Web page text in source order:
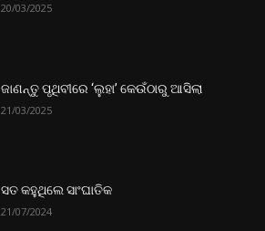
20/03/2025
ଜାଣନ୍ତୁ ପୃଥିବୀରେ ‘ଲୁହା’ କେଉଁଠାରୁ ଆସିଲା
21/03/2025
ସତ କହୁଥିଲେ ସାଂଘାତିକ
21/07/2024